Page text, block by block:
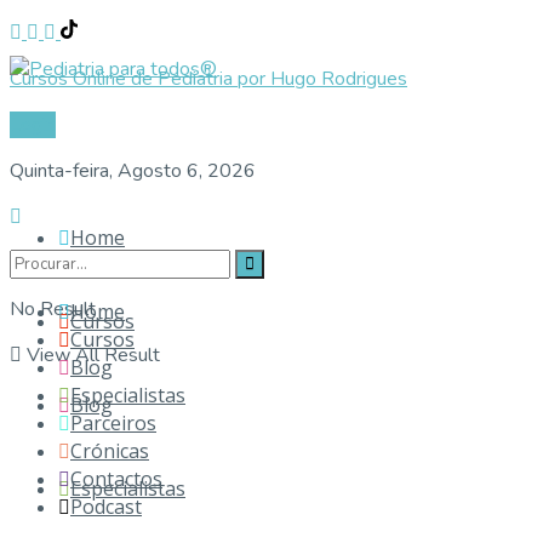
Cursos Online de Pediatria por Hugo Rodrigues
Quinta-feira, Agosto 6, 2026
No Result
View All Result
Home
Cursos
Blog
Especialistas
Home
Cursos
Blog
Especialistas
Parceiros
Crónicas
Contactos
Podcast